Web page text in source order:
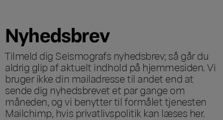
Nyhedsbrev
Tilmeld dig Seismografs nyhedsbrev; så går du
aldrig glip af aktuelt indhold på hjemmesiden. Vi
bruger ikke din mailadresse til andet end at
sende dig nyhedsbrevet et par gange om
måneden, og vi benytter til formålet tjenesten
Mailchimp, hvis privatlivspolitik kan læses her.